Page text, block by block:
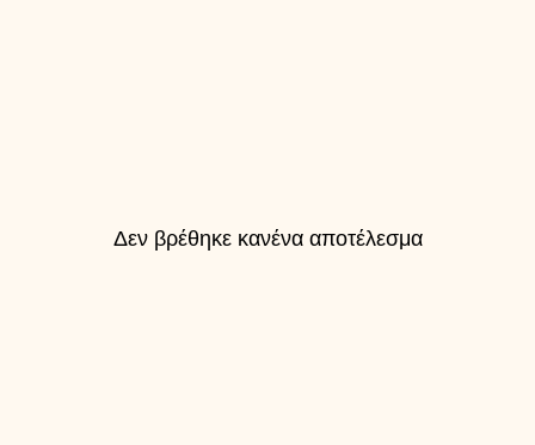
Δεν βρέθηκε κανένα αποτέλεσμα